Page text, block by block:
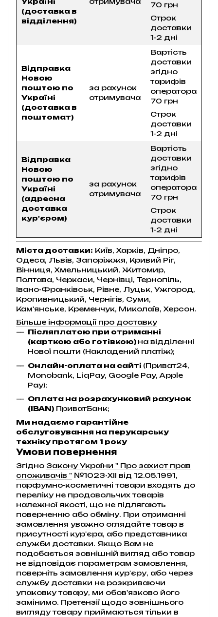
(доставка в
відділення)
70 грн
Строк
доставки
1-2 дні
Відправка
Новою
поштою по
Україні
(доставка в
поштомат)
за рахунок
отримувача
Вартість
доставки
згідно
тарифів
оператора
70 грн
Строк
доставки
1-2 дні
Відправка
Новою
поштою по
Україні
(адресна
доставка
кур'єром)
за рахунок
отримувача
Вартість
доставки
згідно
тарифів
оператора
70 грн
Строк
доставки
1-2 дні
Міста доставки: Київ, Харків, Дніпро,
Одеса, Львів, Запоріжжя, Кривий Ріг,
Вінниця, Хмельницький, Житомир,
Полтава, Черкаси, Чернівці, Тернопіль,
Івано-Франківськ, Рівне, Луцьк, Ужгород,
Кропивницький, Чернігів, Суми,
Кам'янське, Кременчук, Миколаїв, Херсон.
Більше інформації про доставку
Післяплатою при отриманні
(карткою або готівкою) на відділенні
Нової пошти (Накладений платіж);
Онлайн-оплата на сайті (Приват24,
Monobank, LiqPay, Google Pay, Apple
Pay);
Оплата на розрахунковий рахунок
(IBAN) ПриватБанк;
Ми надаємо гарантійне
обслуговування на перукарську
техніку протягом 1 року
Умови повернення
Згідно Закону України " Про захист прав
споживачів " №1023-XII від 12.05.1991,
парфумно-косметичні товари входять до
переліку не продовольчих товарів
належної якості, що не підлягають
поверненню або обміну. При отриманні
замовлення уважно оглядайте товар в
присутності кур'єра, або представника
служби доставки. Якщо Вам не
подобається зовнішній вигляд або товар
не відповідає параметрам замовлення,
поверніть замовлення кур'єру, або через
службу доставки не розкриваючи
упаковку товару, ми обов'язково його
замінимо. Претензії щодо зовнішнього
вигляду товару приймаються тільки в